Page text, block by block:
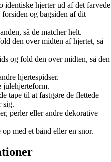
identiske hjerter ud af det farvede
og bagsiden af dit
så de matcher helt.
den over midten af hjertet, så
og fold den over midten, så den
hjertespidser.
julehjerteform.
tape til at fastgøre de flettede
sig.
perler eller andre dekorative
med et bånd eller en snor.